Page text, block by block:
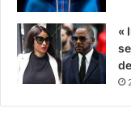
«